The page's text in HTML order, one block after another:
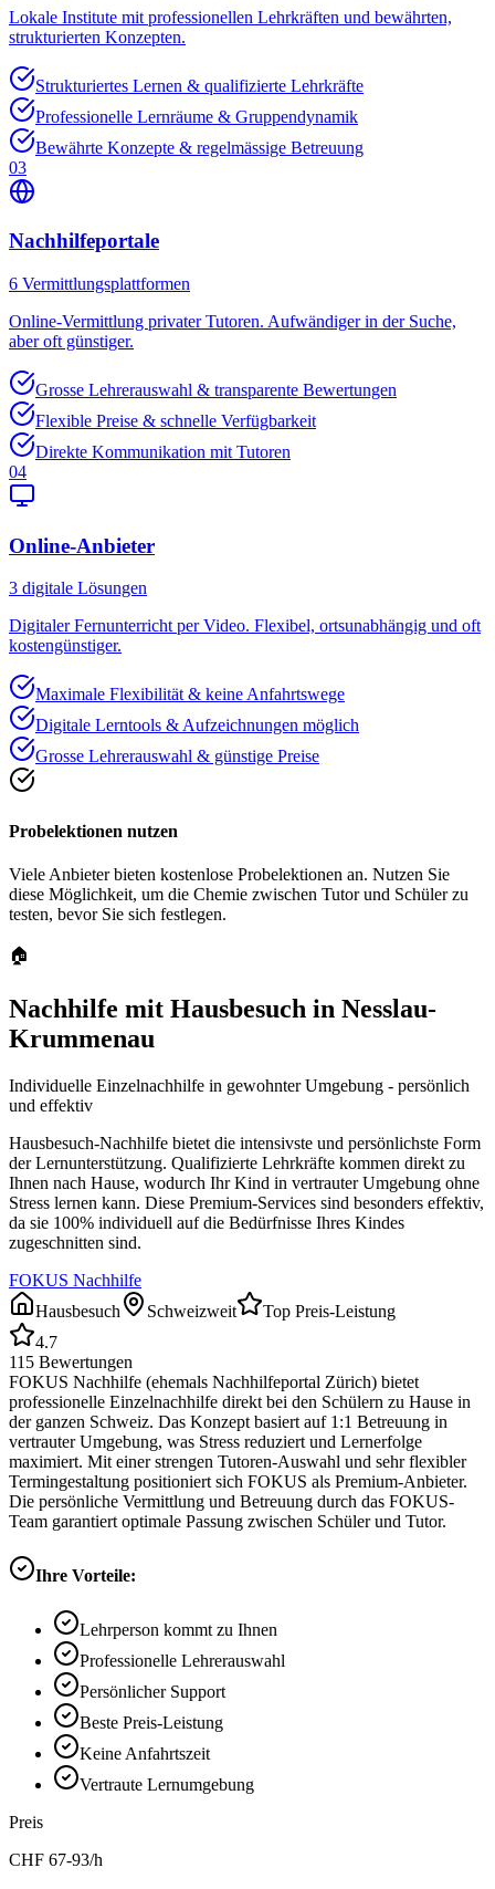
Lokale Institute mit professionellen Lehrkräften und bewährten,
strukturierten Konzepten.
Strukturiertes Lernen & qualifizierte Lehrkräfte
Professionelle Lernräume & Gruppendynamik
Bewährte Konzepte & regelmässige Betreuung
03
Nachhilfeportale
6 Vermittlungsplattformen
Online-Vermittlung privater Tutoren. Aufwändiger in der Suche,
aber oft günstiger.
Grosse Lehrerauswahl & transparente Bewertungen
Flexible Preise & schnelle Verfügbarkeit
Direkte Kommunikation mit Tutoren
04
Online-Anbieter
3 digitale Lösungen
Digitaler Fernunterricht per Video. Flexibel, ortsunabhängig und oft
kostengünstiger.
Maximale Flexibilität & keine Anfahrtswege
Digitale Lerntools & Aufzeichnungen möglich
Grosse Lehrerauswahl & günstige Preise
Probelektionen nutzen
Viele Anbieter bieten kostenlose Probelektionen an. Nutzen Sie
diese Möglichkeit, um die Chemie zwischen Tutor und Schüler zu
testen, bevor Sie sich festlegen.
🏠
Nachhilfe mit Hausbesuch in Nesslau-
Krummenau
Individuelle Einzelnachhilfe in gewohnter Umgebung - persönlich
und effektiv
Hausbesuch-Nachhilfe bietet die intensivste und persönlichste Form
der Lernunterstützung. Qualifizierte Lehrkräfte kommen direkt zu
Ihnen nach Hause, wodurch Ihr Kind in vertrauter Umgebung ohne
Stress lernen kann. Diese Premium-Services sind besonders effektiv,
da sie 100% individuell auf die Bedürfnisse Ihres Kindes
zugeschnitten sind.
FOKUS Nachhilfe
Hausbesuch
Schweizweit
Top Preis-Leistung
4.7
115 Bewertungen
FOKUS Nachhilfe (ehemals Nachhilfeportal Zürich) bietet
professionelle Einzelnachhilfe direkt bei den Schülern zu Hause in
der ganzen Schweiz. Das Konzept basiert auf 1:1 Betreuung in
vertrauter Umgebung, was Stress reduziert und Lernerfolge
maximiert. Mit einer strengen Tutoren-Auswahl und sehr flexibler
Termingestaltung positioniert sich FOKUS als Premium-Anbieter.
Die persönliche Vermittlung und Betreuung durch das FOKUS-
Team garantiert optimale Passung zwischen Schüler und Tutor.
Ihre Vorteile:
Lehrperson kommt zu Ihnen
Professionelle Lehrerauswahl
Persönlicher Support
Beste Preis-Leistung
Keine Anfahrtszeit
Vertraute Lernumgebung
Preis
CHF 67-93/h